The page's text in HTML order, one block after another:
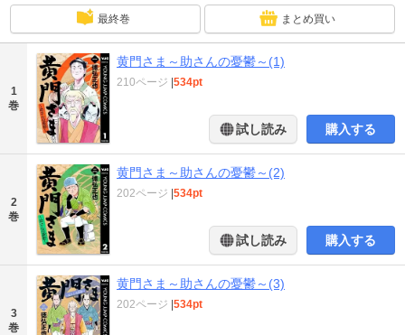
最終巻 まとめ買い
1
巻
黄門さま～助さんの憂鬱～(1)
210ページ |534pt
試し読み 購入する
2
巻
黄門さま～助さんの憂鬱～(2)
202ページ |534pt
試し読み 購入する
3
巻
黄門さま～助さんの憂鬱～(3)
202ページ |534pt